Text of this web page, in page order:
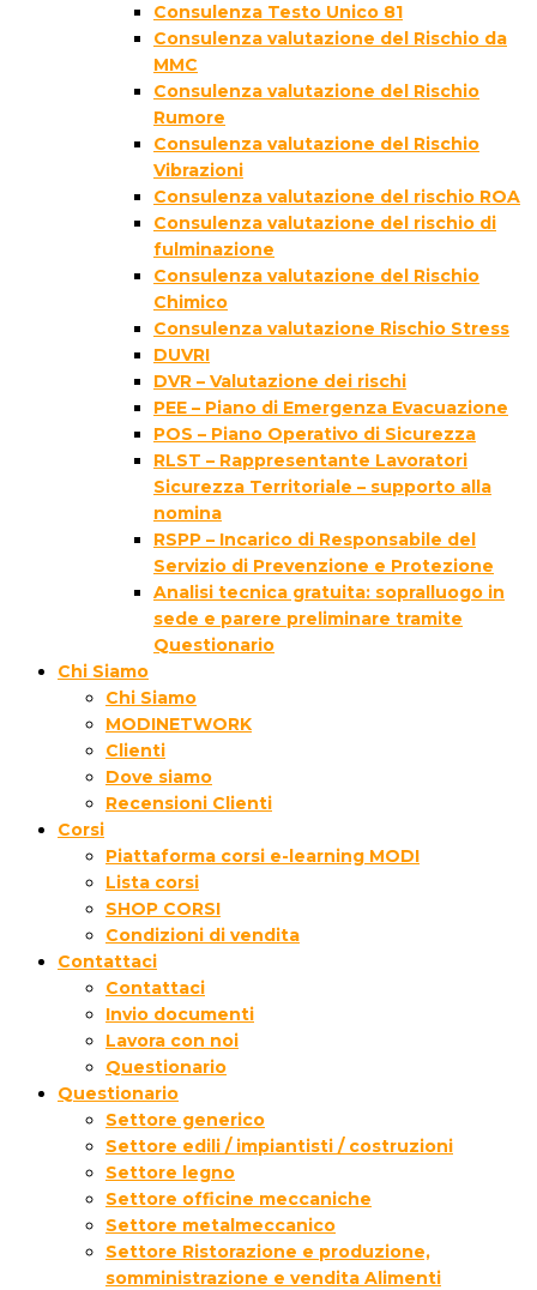
Consulenza Testo Unico 81
Consulenza valutazione del Rischio da
MMC
Consulenza valutazione del Rischio
Rumore
Consulenza valutazione del Rischio
Vibrazioni
Consulenza valutazione del rischio ROA
Consulenza valutazione del rischio di
fulminazione
Consulenza valutazione del Rischio
Chimico
Consulenza valutazione Rischio Stress
DUVRI
DVR – Valutazione dei rischi
PEE – Piano di Emergenza Evacuazione
POS – Piano Operativo di Sicurezza
RLST – Rappresentante Lavoratori
Sicurezza Territoriale – supporto alla
nomina
RSPP – Incarico di Responsabile del
Servizio di Prevenzione e Protezione
Analisi tecnica gratuita: sopralluogo in
sede e parere preliminare tramite
Questionario
Chi Siamo
Chi Siamo
MODINETWORK
Clienti
Dove siamo
Recensioni Clienti
Corsi
Piattaforma corsi e-learning MODI
Lista corsi
SHOP CORSI
Condizioni di vendita
Contattaci
Contattaci
Invio documenti
Lavora con noi
Questionario
Questionario
Settore generico
Settore edili / impiantisti / costruzioni
Settore legno
Settore officine meccaniche
Settore metalmeccanico
Settore Ristorazione e produzione,
somministrazione e vendita Alimenti